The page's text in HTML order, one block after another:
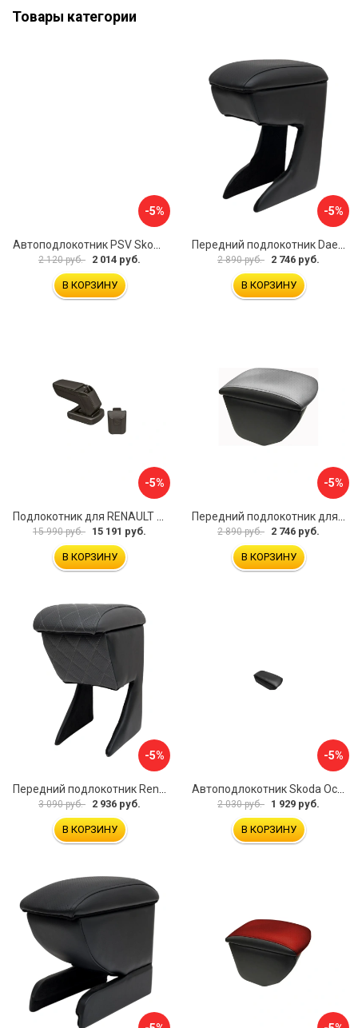
Товары категории
-5%
2 120 руб. 2 014 руб.
В КОРЗИНУ
-5%
2 890 руб. 2 746 руб.
В КОРЗИНУ
-5%
Подлокотник для RENAULT Kaptur 2017 г.в. armster 2 BLACK V00970
15 990 руб. 15 191 руб.
В КОРЗИНУ
-5%
Передний подлокотник для KIA Rio 4 2017-н.в. AVTOLIDER1 PP-KIA-Rio-4-02
2 890 руб. 2 746 руб.
В КОРЗИНУ
-5%
3 090 руб. 2 936 руб.
В КОРЗИНУ
-5%
2 030 руб. 1 929 руб.
В КОРЗИНУ